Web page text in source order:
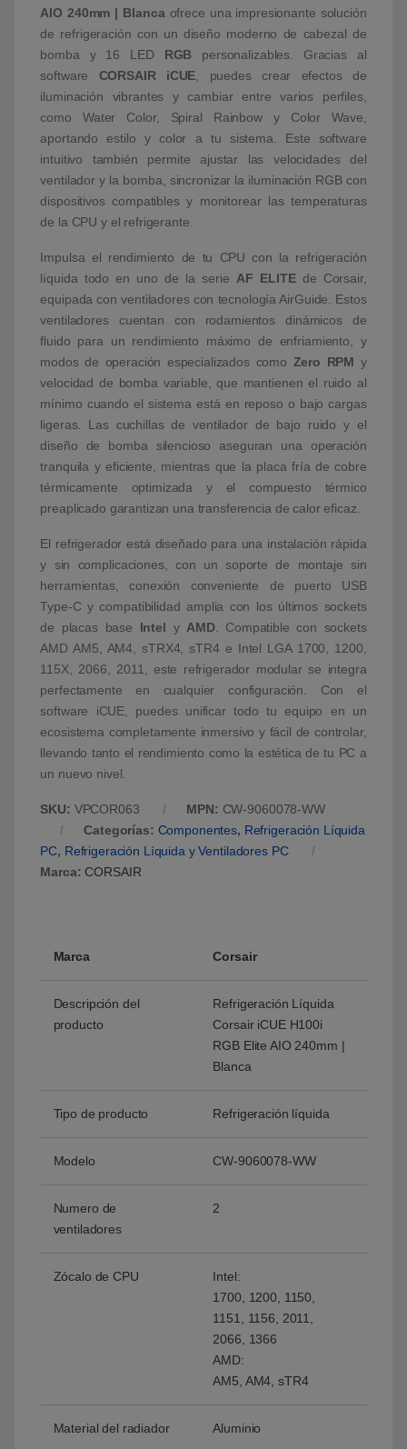
AIO 240mm | Blanca ofrece una impresionante solución
de refrigeración con un diseño moderno de cabezal de
bomba y 16 LED RGB personalizables. Gracias al
software CORSAIR iCUE , puedes crear efectos de
iluminación vibrantes y cambiar entre varios perfiles,
como Water Color, Spiral Rainbow y Color Wave,
aportando estilo y color a tu sistema. Este software
intuitivo también permite ajustar las velocidades del
ventilador y la bomba, sincronizar la iluminación RGB con
dispositivos compatibles y monitorear las temperaturas
de la CPU y el refrigerante.
Impulsa el rendimiento de tu CPU con la refrigeración
líquida todo en uno de la serie AF ELITEde Corsair,
equipada con ventiladores con tecnología AirGuide. Estos
ventiladores cuentan con rodamientos dinámicos de
fluido para un rendimiento máximo de enfriamiento, y
modos de operación especializados como Zero RPM y
velocidad de bomba variable, que mantienen el ruido al
mínimo cuando el sistema está en reposo o bajo cargas
ligeras. Las cuchillas de ventilador de bajo ruido y el
diseño de bomba silencioso aseguran una operación
tranquila y eficiente, mientras que la placa fría de cobre
térmicamente optimizada y el compuesto térmico
preaplicado garantizan una transferencia de calor eficaz.
El refrigerador está diseñado para una instalación rápida
y sin complicaciones, con un soporte de montaje sin
herramientas, conexión conveniente de puerto USB
Type-C y compatibilidad amplia con los últimos sockets
de placas base Intel y AMD. Compatible con sockets
AMD AM5, AM4, sTRX4, sTR4 e Intel LGA 1700, 1200,
115X, 2066, 2011, este refrigerador modular se integra
perfectamente en cualquier configuración. Con el
software iCUE, puedes unificar todo tu equipo en un
ecosistema completamente inmersivo y fácil de controlar,
llevando tanto el rendimiento como la estética de tu PC a
un nuevo nivel.
SKU: VPCOR063 MPN: CW-9060078-WW
Categorías: Componentes, Refrigeración Líquida
PC, Refrigeración Líquida y Ventiladores PC
Marca:CORSAIR
Marca Corsair
Descripción del
producto
Refrigeración Líquida
Corsair iCUE H100i
RGB Elite AIO 240mm |
Blanca
Tipo de producto Refrigeración líquida
Modelo CW-9060078-WW
Numero de
ventiladores
2
Zócalo de CPU
Intel:
1700, 1200, 1150,
1151, 1156, 2011,
2066, 1366
AMD:
AM5, AM4, sTR4
Material del radiador Aluminio